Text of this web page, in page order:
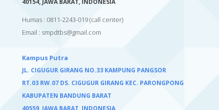
Humas : 0811-2243-019(call center)
Email : smpdtbs@gmail.com
Kampus Putra
JL. CIGUGUR GIRANG NO.33 KAMPUNG PANGSOR
RT.03 RW.07 DS. CIGUGUR GIRANG KEC. PARONGPONG
KABUPATEN BANDUNG BARAT
40559, JAWA BARAT, INDONESIA